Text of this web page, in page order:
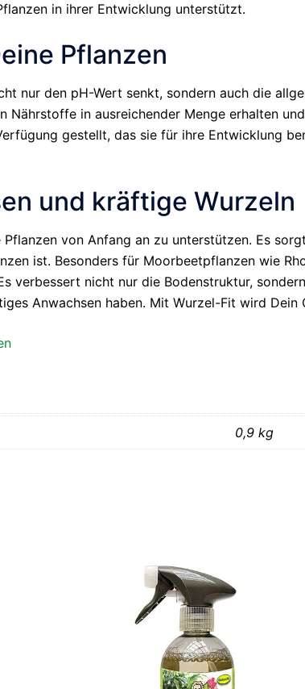
in ihrer Entwicklung unterstützt.
Pflanzen
nur den pH-Wert senkt, sondern auch die
Nährstoffe in ausreichender Menge erhalten
gestellt, das sie für ihre Entwicklung
und kräftige Wurzeln
von Anfang an zu unterstützen. Es
ist. Besonders für Moorbeetpflanzen wie
verbessert nicht nur die Bodenstruktur,
Anwachsen haben. Mit Wurzel-Fit wird
0,9 kg